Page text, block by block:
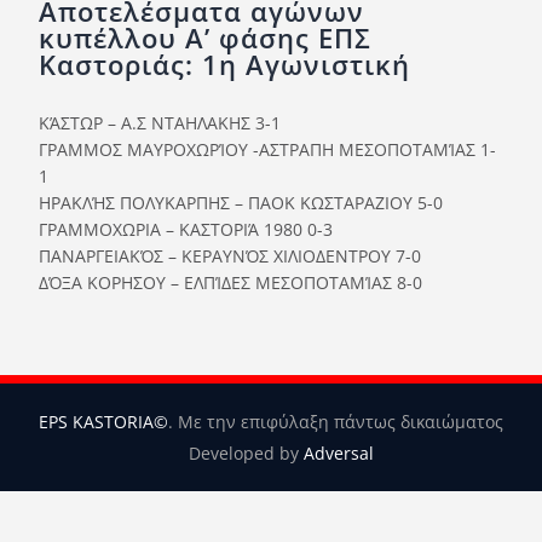
Ορισμοί Διαιτητών
Ποινές
Αποτελέσματα αγώνων
κυπέλλου Α’ φάσης ΕΠΣ
Καστοριάς: 1η Αγωνιστική
ΚΆΣΤΩΡ – Α.Σ ΝΤΑΗΛΑΚΗΣ 3-1
ΓΡΑΜΜΟΣ ΜΑΥΡΟΧΩΡΊΟΥ -ΑΣΤΡΑΠΗ ΜΕΣΟΠΟΤΑΜΊΑΣ 1-
1
ΗΡΑΚΛΉΣ ΠΟΛΥΚΑΡΠΗΣ – ΠΑΟΚ ΚΩΣΤΑΡΑΖΙΟΥ 5-0
ΓΡΑΜΜΟΧΩΡΙΑ – ΚΑΣΤΟΡΙΆ 1980 0-3
ΠΑΝΑΡΓΕΙΑΚΌΣ – ΚΕΡΑΥΝΌΣ ΧΙΛΙΟΔΕΝΤΡΟΥ 7-0
ΔΌΞΑ ΚΟΡΗΣΟΥ – ΕΛΠΊΔΕΣ ΜΕΣΟΠΟΤΑΜΊΑΣ 8-0
EPS KASTORIA©. Με την επιφύλαξη πάντως δικαιώματος
Developed by Adversal